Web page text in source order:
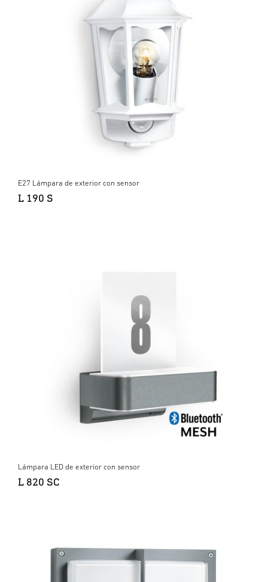
E27 Lámpara de exterior con sensor
L 190 S
Lámpara LED de exterior con sensor
L 820 SC